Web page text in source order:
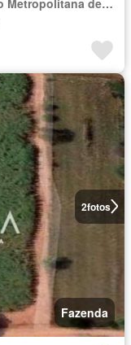
2fotos
Fazenda